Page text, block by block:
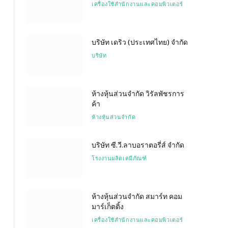
เครื่องใช้สำนักงานและคอมพิวเตอร์
บริษัท เดริว (ประเทศไทย) จำกัด
บริษัท
ห้างหุ้นส่วนจำกัด วิรัลพัชรการ
ค้า
ห้างหุ้นส่วนจำกัด
บริษัท ซี.วี.ลาบอราตอรี่ส์ จำกัด
โรงงานผลิตเคมีภัณฑ์
ห้างหุ้นส่วนจำกัด สมาร์ท คอม
มาร์เก็ตติ้ง
เครื่องใช้สำนักงานและคอมพิวเตอร์